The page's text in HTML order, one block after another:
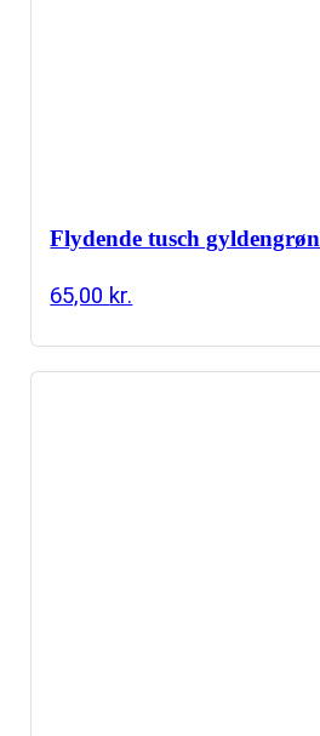
Flydende tusch gyldengrøn
65,00 kr.